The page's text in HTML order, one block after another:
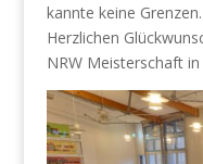
kannte keine Grenzen.
Herzlichen
NRW Meisterschaft